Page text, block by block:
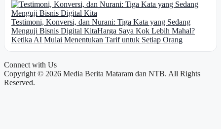
Testimoni, Konversi, dan Nurani: Tiga Kata yang Sedang
Menguji Bisnis Digital KitaHarga Saya Kok Lebih Mahal?
Ketika AI Mulai Menentukan Tarif untuk Setiap Orang
Connect with Us
Copyright © 2026 Media Berita Mataram dan NTB. All Rights
Reserved.